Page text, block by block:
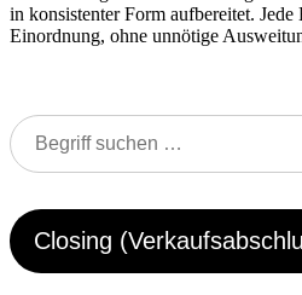
in konsistenter Form aufbereitet.
Einordnung, ohne unnötige
Closing